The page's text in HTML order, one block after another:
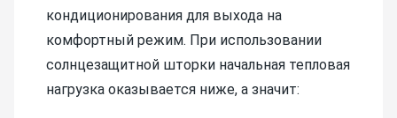
кондиционирования для выхода на
комфортный режим. При использовании
солнцезащитной шторки начальная тепловая
нагрузка оказывается ниже, а значит: